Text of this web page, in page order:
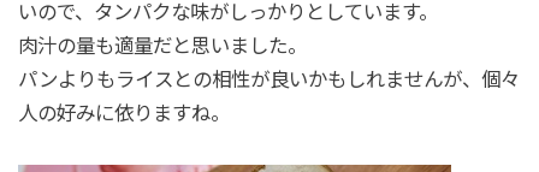
いので、タンパクな味がしっかりとしています。
肉汁の量も適量だと思いました。
パンよりもライスとの相性が良いかもしれませんが、個々
人の好みに依りますね。